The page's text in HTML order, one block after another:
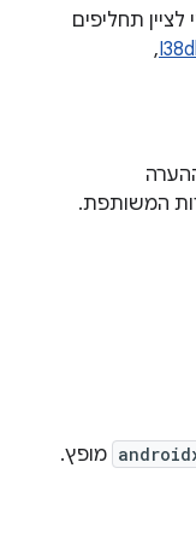
תחליפים
, ‏
המשותפת.
מופץ.